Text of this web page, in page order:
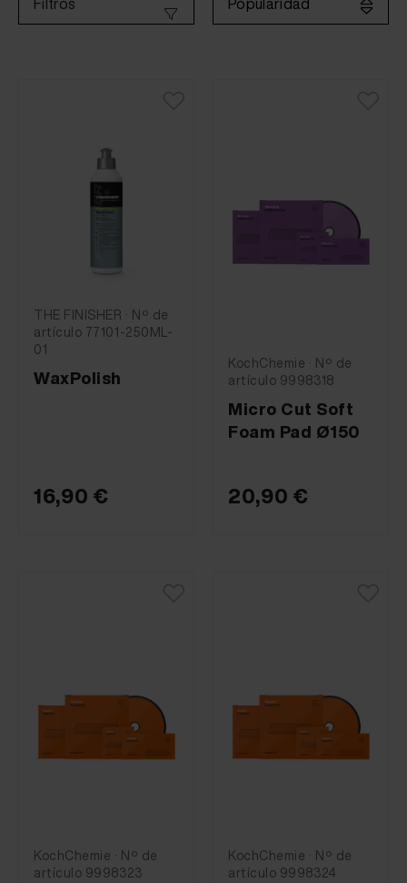
THE FINISHER · Nº de
artículo 77101-250ML-
01
WaxPolish
16,90 €
KochChemie · Nº de
artículo 9998318
Micro Cut Soft
Foam Pad Ø150
20,90 €
KochChemie · Nº de
artículo 9998323
KochChemie · Nº de
artículo 9998324